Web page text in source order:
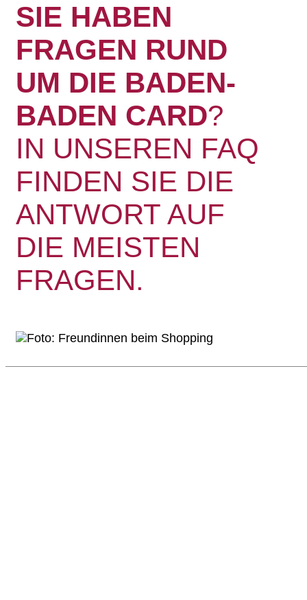
SIE HABEN
FRAGEN RUND
UM DIE BADEN-
BADEN CARD?
IN UNSEREN FAQ
FINDEN SIE DIE
ANTWORT AUF
DIE MEISTEN
FRAGEN.